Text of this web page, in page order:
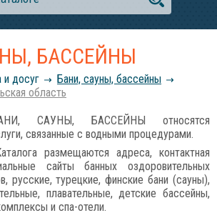
БАССЕЙНЫ
и досуг
Бани, сауны, бассейны
область
САУНЫ, БАССЕЙНЫ относятся
связанные с водными процедурами.
размещаются адреса, контактная
сайты банных оздоровительных
русские, турецкие, финские бани (сауны),
плавательные, детские бассейны,
и спа-отели.